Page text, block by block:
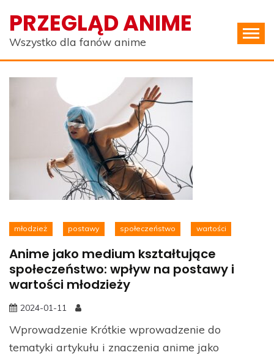
content
PRZEGLĄD ANIME
Wszystko dla fanów anime
młodzież postawy społeczeństwo wartości
Anime jako medium kształtujące
społeczeństwo: wpływ na postawy i
wartości młodzieży
2024-01-11
Wprowadzenie Krótkie wprowadzenie do
tematyki artykułu i znaczenia anime jako